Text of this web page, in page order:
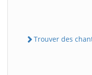
Trouver des